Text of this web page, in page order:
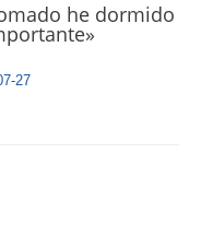
he dormido
27